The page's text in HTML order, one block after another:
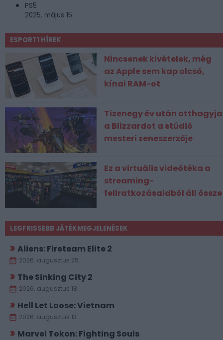
PS5
2025. május 15.
ESPORT1 HÍREK
Nincsenek kivételek, még
az Apple sem kap olcsó,
kínai RAM-ot
Tizenegy év után otthagyja
a Blizzardot a stúdió
mesteri zeneszerzője
Ez a virtuális videótéka a
streaming-
feliratkozásaidból áll össze
LEGFRISSEBB JÁTÉKMEGJELENÉSEK
Aliens: Fireteam Elite 2
2026. augusztus 25.
The Sinking City 2
2026. augusztus 18.
Hell Let Loose: Vietnam
2026. augusztus 13.
Marvel Tokon: Fighting Souls